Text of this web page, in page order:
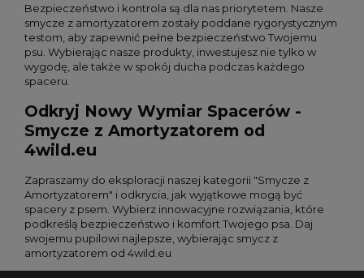
Bezpieczeństwo i kontrola są dla nas priorytetem. Nasze
smycze z amortyzatorem zostały poddane rygorystycznym
testom, aby zapewnić pełne bezpieczeństwo Twojemu
psu. Wybierając nasze produkty, inwestujesz nie tylko w
wygodę, ale także w spokój ducha podczas każdego
spaceru.
Odkryj Nowy Wymiar Spacerów -
Smycze z Amortyzatorem od
4wild.eu
Zapraszamy do eksploracji naszej kategorii "Smycze z
Amortyzatorem" i odkrycia, jak wyjątkowe mogą być
spacery z psem. Wybierz innowacyjne rozwiązania, które
podkreślą bezpieczeństwo i komfort Twojego psa. Daj
swojemu pupilowi najlepsze, wybierając smycz z
amortyzatorem od 4wild.eu